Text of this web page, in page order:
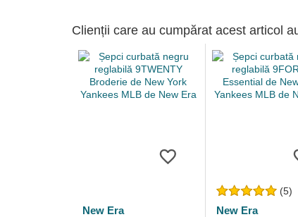
Clienții care au cumpărat acest articol
New Era
(5)
New Era